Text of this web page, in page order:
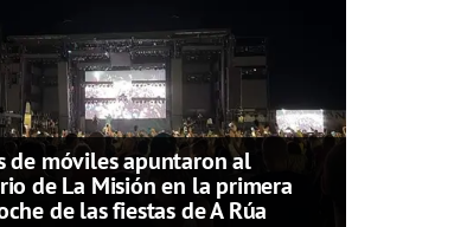
de móviles apuntaron al
de La Misión en la primera
de las fiestas de A Rúa